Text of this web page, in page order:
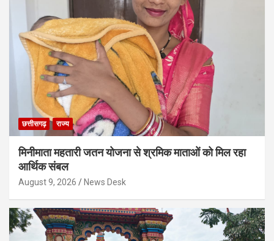
छत्तीसगढ़ राज्य
मिनीमाता महतारी जतन योजना से श्रमिक माताओं को मिल रहा
आर्थिक संबल
August 9, 2026 News Desk